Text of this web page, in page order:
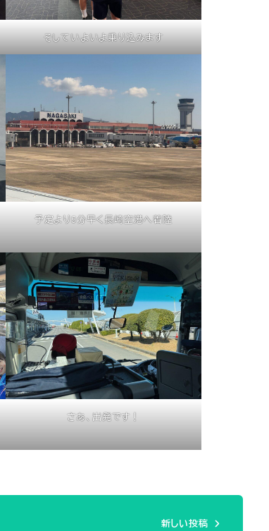
そしていよいよ乗り込みます
予定より5分早く長崎空港へ着陸
さあ、出発です！
新しい投稿